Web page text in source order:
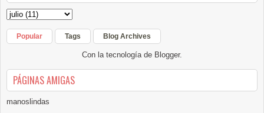
Popular Tags Blog Archives
Con la tecnología de Blogger.
PÁGINAS AMIGAS
manoslindas